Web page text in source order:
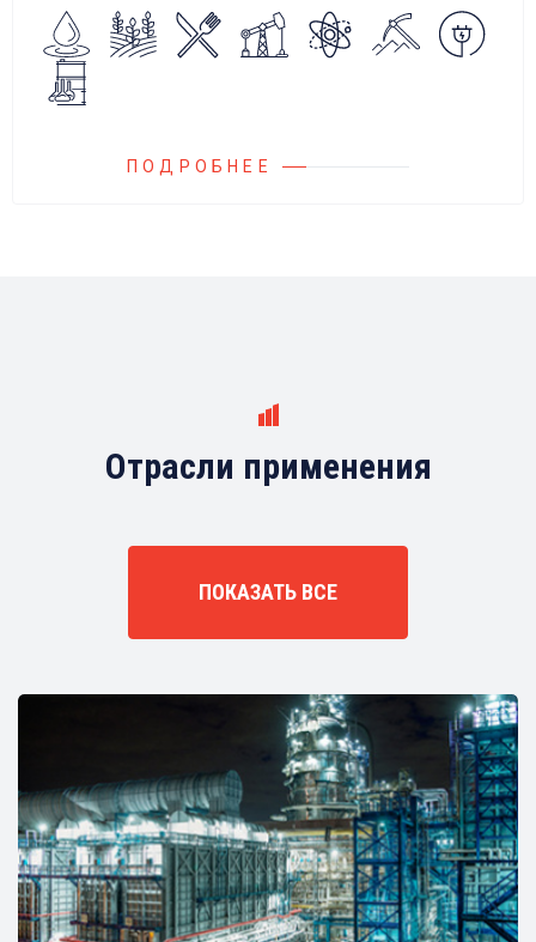
Блок управления Ареоматик совместим с
любыми насосами российских и
иностранных производителей.
ПОДРОБНЕЕ
Отрасли применения
ПОКАЗАТЬ ВСЕ